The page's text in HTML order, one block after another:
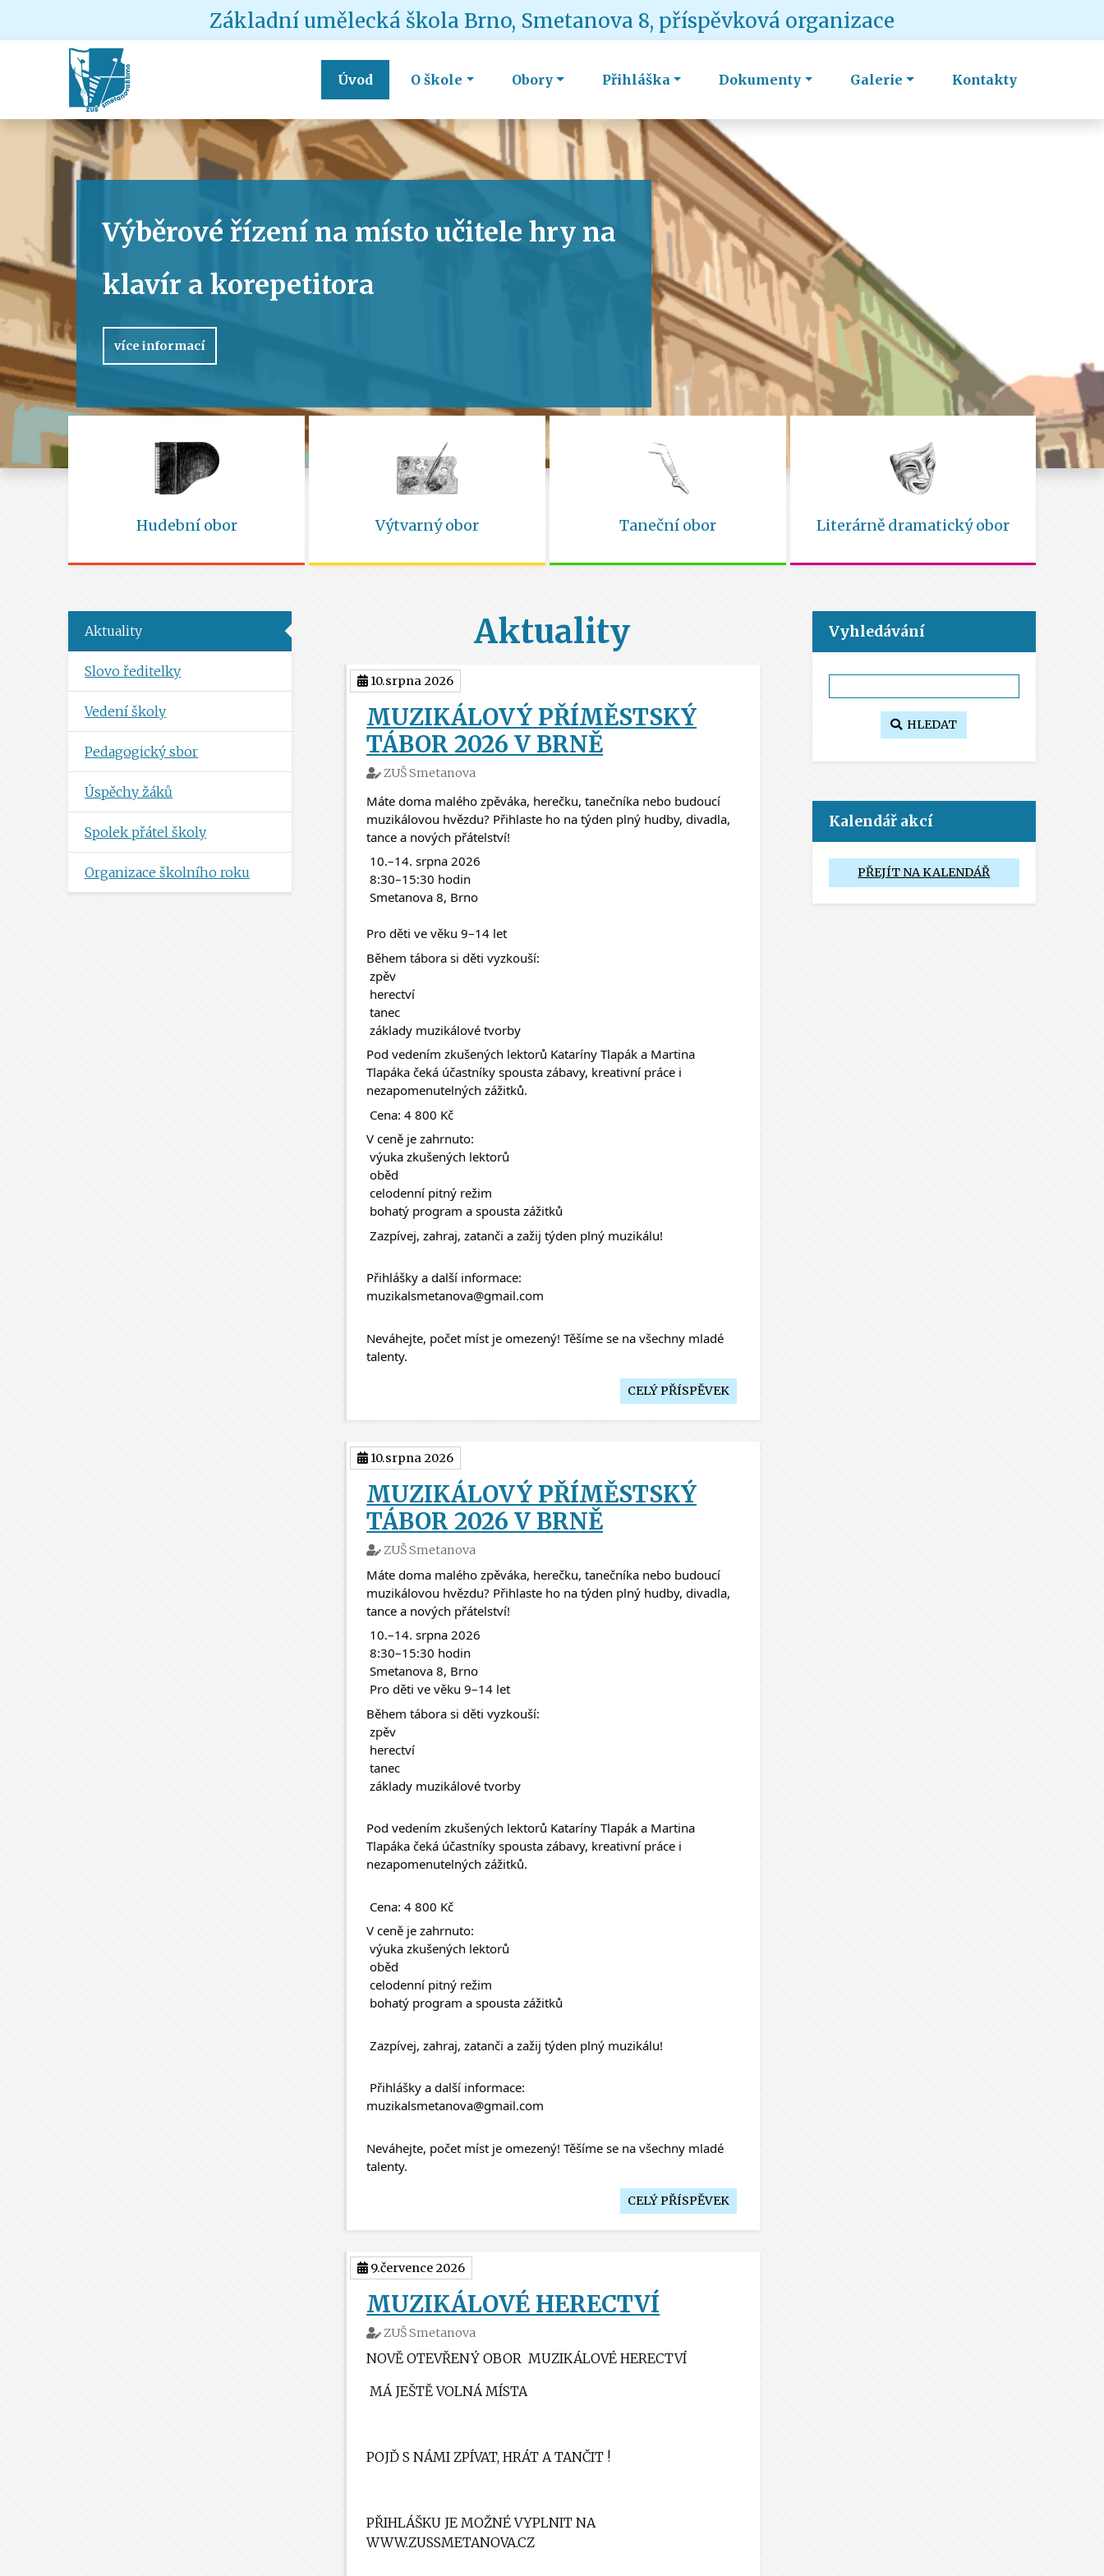
Základní umělecká škola Brno, Smetanova 8, příspěvková organizace
Úvod O škole Obory Přihláška Dokumenty Galerie Kontakty
Výběrové řízení na místo učitele hry na
klavír a korepetitora
více informací
Hudební obor Výtvarný obor Taneční obor Literárně dramatický obor
Aktuality
10.srpna 2026
MUZIKÁLOVÝ PŘÍMĚSTSKÝ
TÁBOR 2026 V BRNĚ
ZUŠ Smetanova
Máte doma malého zpěváka, herečku, tanečníka nebo budoucí
muzikálovou hvězdu? Přihlaste ho na týden plný hudby, divadla,
tance a nových přátelství!
10.–14. srpna 2026
8:30–15:30 hodin
Smetanova 8, Brno
Pro děti ve věku 9–14 let
Během tábora si děti vyzkouší:
zpěv
herectví
tanec
základy muzikálové tvorby
Pod vedením zkušených lektorů Kataríny Tlapák a Martina
Tlapáka čeká účastníky spousta zábavy, kreativní práce i
nezapomenutelných zážitků.
Cena: 4 800 Kč
V ceně je zahrnuto:
výuka zkušených lektorů
oběd
celodenní pitný režim
bohatý program a spousta zážitků
Zazpívej, zahraj, zatanči a zažij týden plný muzikálu!
Přihlášky a další informace:
muzikalsmetanova@gmail.com
Neváhejte, počet míst je omezený! Těšíme se na všechny mladé
talenty.
CELÝ PŘÍSPĚVEK
10.srpna 2026
MUZIKÁLOVÝ PŘÍMĚSTSKÝ
TÁBOR 2026 V BRNĚ
ZUŠ Smetanova
Máte doma malého zpěváka, herečku, tanečníka nebo budoucí
muzikálovou hvězdu? Přihlaste ho na týden plný hudby, divadla,
tance a nových přátelství!
10.–14. srpna 2026
8:30–15:30 hodin
Smetanova 8, Brno
Pro děti ve věku 9–14 let
Během tábora si děti vyzkouší:
zpěv
herectví
tanec
základy muzikálové tvorby
Pod vedením zkušených lektorů Kataríny Tlapák a Martina
Tlapáka čeká účastníky spousta zábavy, kreativní práce i
nezapomenutelných zážitků.
Cena: 4 800 Kč
V ceně je zahrnuto:
výuka zkušených lektorů
oběd
celodenní pitný režim
bohatý program a spousta zážitků
Zazpívej, zahraj, zatanči a zažij týden plný muzikálu!
Přihlášky a další informace:
muzikalsmetanova@gmail.com
Neváhejte, počet míst je omezený! Těšíme se na všechny mladé
talenty.
CELÝ PŘÍSPĚVEK
9.července 2026
MUZIKÁLOVÉ HERECTVÍ
ZUŠ Smetanova
NOVĚ OTEVŘENÝ OBOR MUZIKÁLOVÉ HERECTVÍ
MÁ JEŠTĚ VOLNÁ MÍSTA
POJĎ S NÁMI ZPÍVAT, HRÁT A TANČIT !
PŘIHLÁŠKU JE MOŽNÉ VYPLNIT NA
WWW.ZUSSMETANOVA.CZ
Aktuality
Slovo ředitelky
Vedení školy
Pedagogický sbor
Úspěchy žáků
Spolek přátel školy
Organizace školního roku
Vyhledávání
HLEDAT
Kalendář akcí
PŘEJÍT NA KALENDÁŘ